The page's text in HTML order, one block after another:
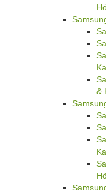
&